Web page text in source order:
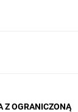
Z OGRANICZONĄ